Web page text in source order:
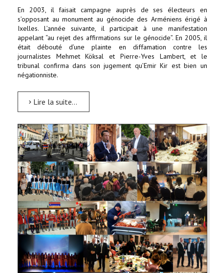
En 2003, il faisait campagne auprès de ses électeurs en
s’opposant au monument au génocide des Arméniens érigé à
Ixelles. L’année suivante, il participait à une manifestation
appelant “au rejet des affirmations sur le génocide”. En 2005, il
était débouté d’une plainte en diffamation contre les
journalistes Mehmet Köksal et Pierre-Yves Lambert, et le
tribunal confirma dans son jugement qu’Emir Kir est bien un
négationniste.
Lire la suite...